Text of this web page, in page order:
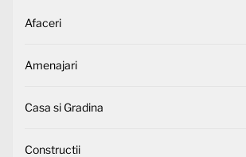
Afaceri
Amenajari
Casa si Gradina
Constructii